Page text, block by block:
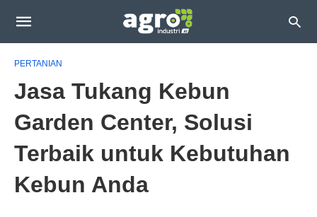
PERTANIAN
Jasa Tukang Kebun
Garden Center, Solusi
Terbaik untuk Kebutuhan
Kebun Anda